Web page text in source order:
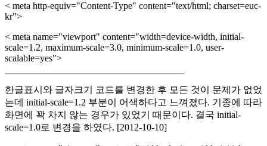
< meta http-equiv="Content-Type" content="text/html; charset=euc-
kr">
< meta name="viewport" content="width=device-width, initial-
scale=1.2, maximum-scale=3.0, minimum-scale=1.0, user-
scalable=yes">
한글표시와 글자크기 코드를 변경한 후 모든 것이 문제가 없었
는데 initial-scale=1.2 부분이 어색하다고 느껴졌다. 기종에 따라
화면에 꽉 차지 않는 경우가 있었기 때문이다. 결국 initial-
scale=1.0로 변경을 하였다. [2012-10-10]